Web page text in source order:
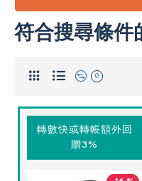
符合搜尋條件
0
轉數快或轉帳額外回
贈3%